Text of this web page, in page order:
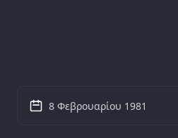
8 Φεβρουαρίου 1981